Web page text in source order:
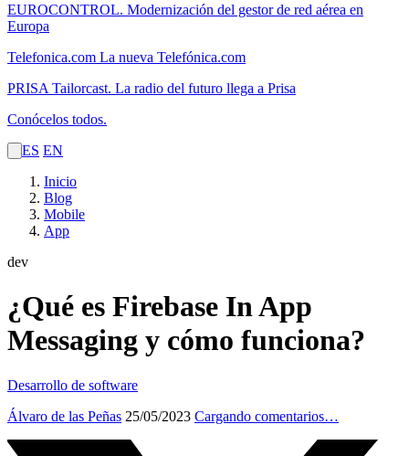
EUROCONTROL. Modernización del gestor de red aérea en
Europa
Telefonica.com La nueva Telefónica.com
PRISA Tailorcast. La radio del futuro llega a Prisa
Conócelos todos.
ES EN
Inicio
Blog
Mobile
App
dev
¿Qué es Firebase In App
Messaging y cómo funciona?
Desarrollo de software
Álvaro de las Peñas 25/05/2023 Cargando comentarios…